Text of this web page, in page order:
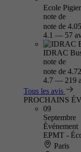
Ecole
note de
note de
4.1 — 57
IDRAC
note de
note de
4.7 — 219
Tous les avis
PROCHAINS
09
Septembre
Événement
EPMT -
Paris